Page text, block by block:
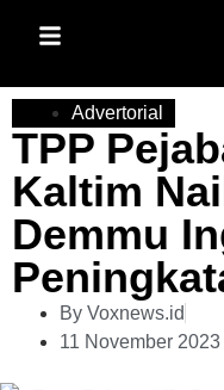
Advertorial
TPP
Kaltim
Demmu
By Voxnews.id
11 November 2023